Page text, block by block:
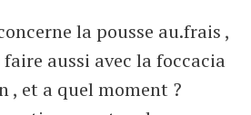
la pousse au.frais ,
aussi avec la foccacia
, et a quel moment ?